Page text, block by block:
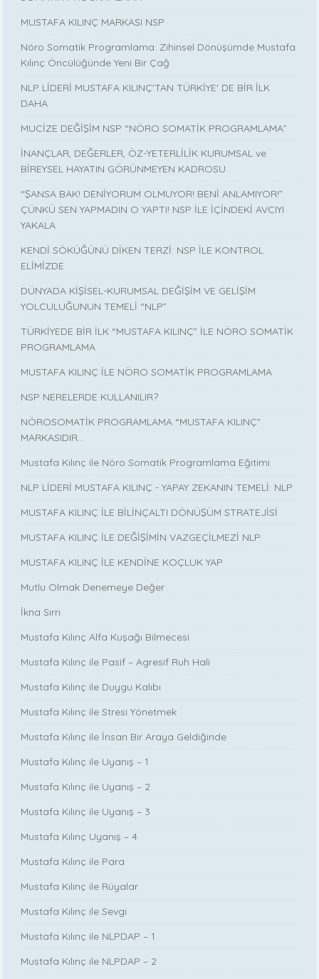
MUSTAFA KILINÇ MARKASI NSP
Nöro Somatik Programlama: Zihinsel Dönüşümde Mustafa
Kılınç Öncülüğünde Yeni Bir Çağ
NLP LİDERİ MUSTAFA KILINÇ'TAN TÜRKİYE' DE BİR İLK
DAHA
MUCİZE DEĞİŞİM NSP “NÖRO SOMATİK PROGRAMLAMA”
İNANÇLAR, DEĞERLER, ÖZ-YETERLİLİK KURUMSAL ve
BİREYSEL HAYATIN GÖRÜNMEYEN KADROSU
“ŞANSA BAK! DENİYORUM OLMUYOR! BENİ ANLAMIYOR!”
ÇÜNKÜ SEN YAPMADIN O YAPTI! NSP İLE İÇİNDEKİ AVCIYI
YAKALA
KENDİ SÖKÜĞÜNÜ DİKEN TERZİ: NSP İLE KONTROL
ELİMİZDE
DÜNYADA KİŞİSEL-KURUMSAL DEĞİŞİM VE GELİŞİM
YOLCULUĞUNUN TEMELİ “NLP”
TÜRKİYEDE BİR İLK “MUSTAFA KILINÇ” İLE NÖRO SOMATİK
PROGRAMLAMA
MUSTAFA KILINÇ İLE NÖRO SOMATİK PROGRAMLAMA
NSP NERELERDE KULLANILIR?
NÖROSOMATİK PROGRAMLAMA “MUSTAFA KILINÇ”
MARKASIDIR…
Mustafa Kılınç ile Nöro Somatik Programlama Eğitimi
NLP LİDERİ MUSTAFA KILINÇ - YAPAY ZEKANIN TEMELİ: NLP
MUSTAFA KILINÇ İLE BİLİNÇALTI DÖNÜŞÜM STRATEJİSİ
MUSTAFA KILINÇ İLE DEĞİŞİMİN VAZGEÇİLMEZİ NLP
MUSTAFA KILINÇ İLE KENDİNE KOÇLUK YAP
Mutlu Olmak Denemeye Değer
İkna Sırrı
Mustafa Kılınç Alfa Kuşağı Bilmecesi
Mustafa Kılınç ile Pasif – Agresif Ruh Hali
Mustafa Kılınç ile Duygu Kalıbı
Mustafa Kılınç ile Stresi Yönetmek
Mustafa Kılınç ile İnsan Bir Araya Geldiğinde
Mustafa Kılınç ile Uyanış – 1
Mustafa Kılınç ile Uyanış – 2
Mustafa Kılınç ile Uyanış – 3
Mustafa Kılınç Uyanış – 4
Mustafa Kılınç ile Para
Mustafa Kılınç ile Rüyalar
Mustafa Kılınç ile Sevgi
Mustafa Kılınç ile NLPDAP – 1
Mustafa Kılınç ile NLPDAP – 2